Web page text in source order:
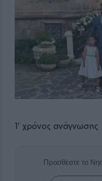
1' χρόνος ανάγνωσης
Προσθέστε το